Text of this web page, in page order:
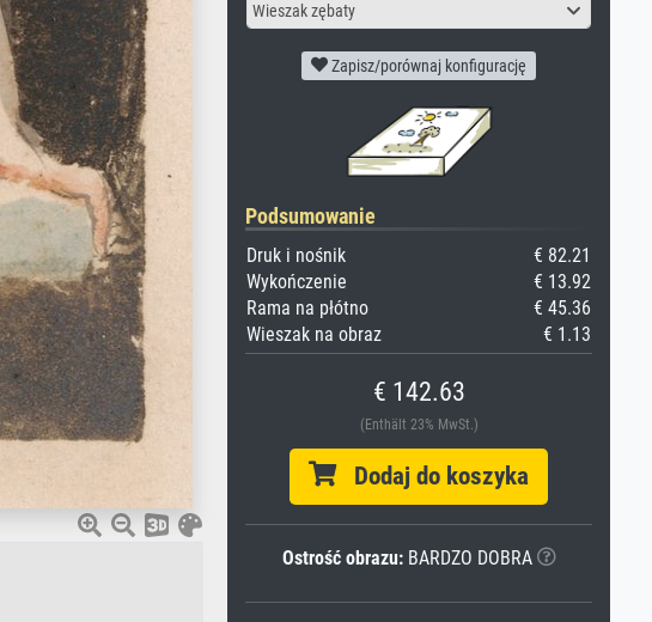
Wieszak zębaty
Zapisz/porównaj konfigurację
Podsumowanie
Druk i nośnik
€ 82.21
Wykończenie
€ 13.92
Rama na płótno
€ 45.36
Wieszak na obraz
€ 1.13
€ 142.63
(Enthält 23% MwSt.)
Dodaj do koszyka
Ostrość obrazu:BARDZO DOBRA